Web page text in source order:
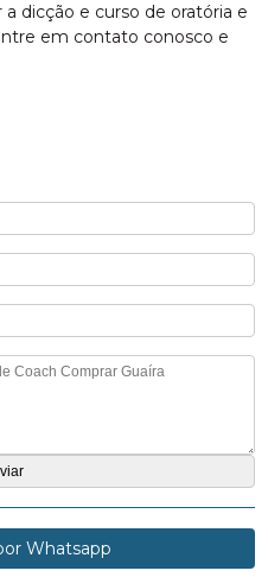
dicção e curso de oratória e
em contato conosco e
Whatsapp